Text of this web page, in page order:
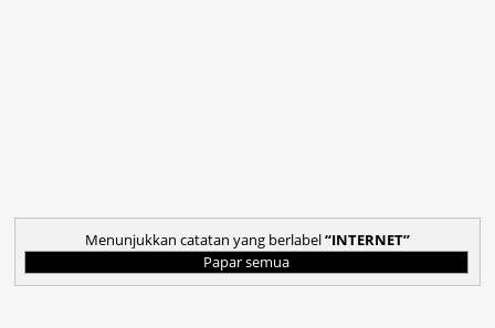
Menunjukkan catatan yang berlabel INTERNET
Papar semua